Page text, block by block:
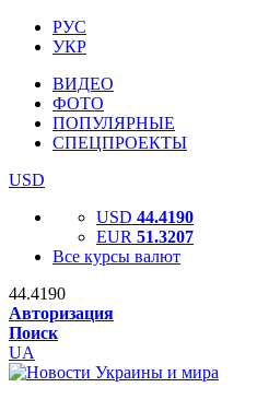
РУС
УКР
ВИДЕО
ФОТО
ПОПУЛЯРНЫЕ
СПЕЦПРОЕКТЫ
USD
USD 44.4190
EUR 51.3207
Все курсы валют
44.4190
Авторизация
Поиск
UA